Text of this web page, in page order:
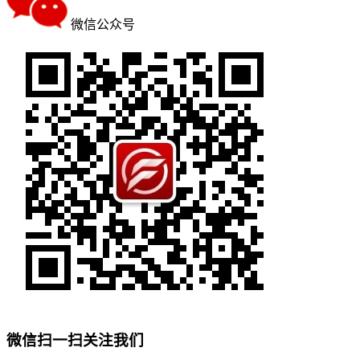
微信公众号
微信扫一扫关注我们